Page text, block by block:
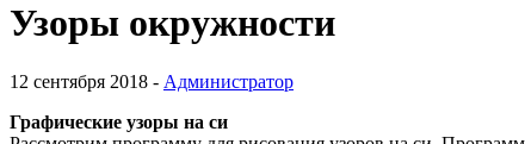
Узоры окружности
12 сентября 2018 - Администратор
Графические узоры на си